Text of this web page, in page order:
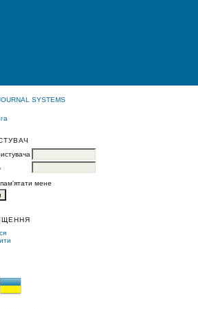
SYSTEMS
мене